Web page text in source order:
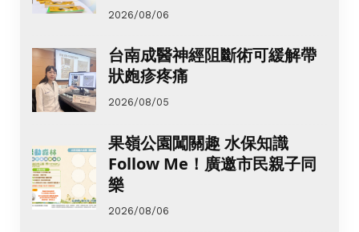
2026/08/06
台南成醫神經阻斷術可緩解帶
狀皰疹疼痛
2026/08/05
果嶺公園闖關趣 水保知識
Follow Me！廣邀市民親子同
樂
2026/08/06